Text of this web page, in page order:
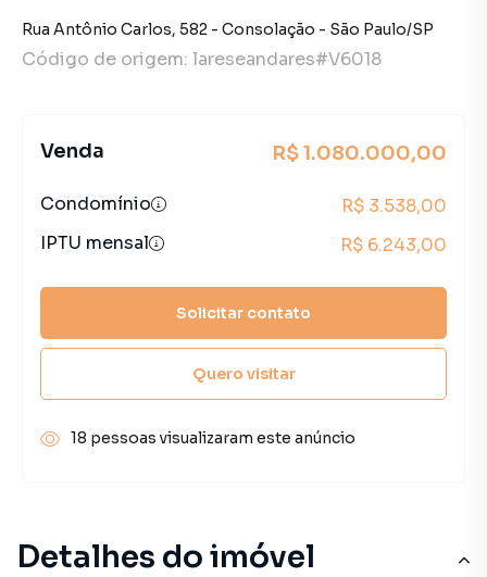
Detalhes do imóvel
Rua Antônio Carlos, 582 - Consolação - São Paulo/SP
Código de origem: lareseandares#V6018
Venda R$ 1.080.000,00
Condomínio
R$ 3.538,00
IPTU mensal
R$ 6.243,00
Solicitar contato
Quero visitar
18 pessoas visualizaram este anúncio